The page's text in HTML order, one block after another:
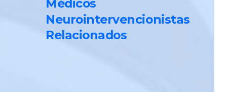
Médicos
Neurointervencionistas
Relacionados